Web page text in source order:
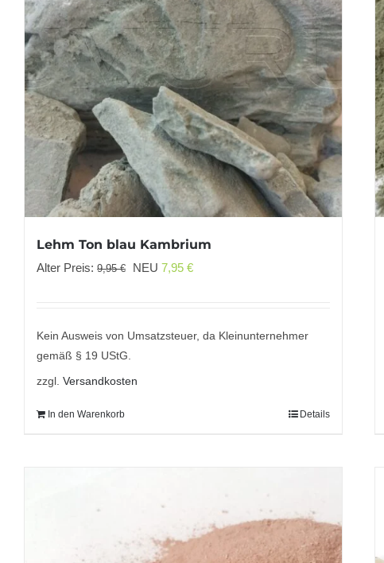
Lehm Ton blau Kambrium
Alter Preis: 9,95€
Ursprünglicher
9,95 €
NEU 7,95 €Aktueller
7,95 €.
Kein Ausweis von Umsatzsteuer, da Kleinunternehmer
gemäß § 19 UStG.
zzgl. Versandkosten
In den Warenkorb Details